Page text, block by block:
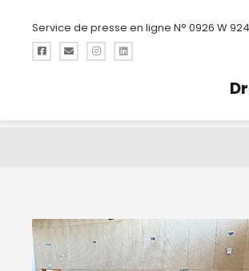
Service de presse en ligne N° 0926 W